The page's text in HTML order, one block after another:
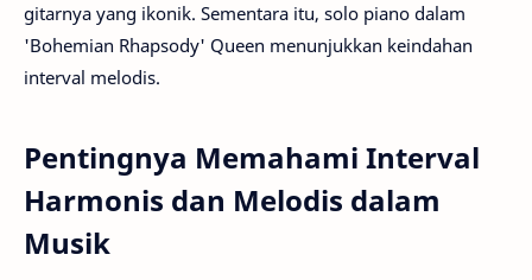
gitarnya yang ikonik. Sementara itu, solo piano dalam
'Bohemian Rhapsody' Queen menunjukkan keindahan
interval melodis.
Pentingnya Memahami Interval
Harmonis dan Melodis dalam
Musik